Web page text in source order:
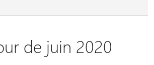
de juin 2020